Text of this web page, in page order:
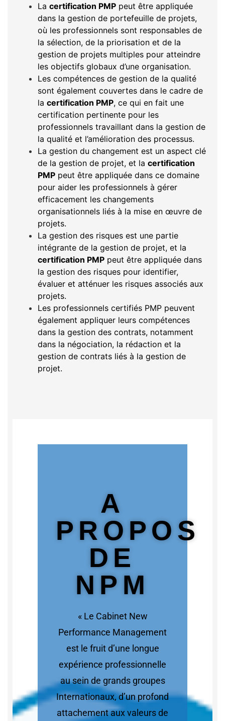
La certification PMP peut être appliquée
dans la gestion de portefeuille de projets,
où les professionnels sont responsables de
la sélection, de la priorisation et de la
gestion de projets multiples pour atteindre
les objectifs globaux d’une organisation.
Les compétences de gestion de la qualité
sont également couvertes dans le cadre de
la certification PMP, ce qui en fait une
certification pertinente pour les
professionnels travaillant dans la gestion de
la qualité et l’amélioration des processus.
La gestion du changement est un aspect clé
de la gestion de projet, et la certification
PMP peut être appliquée dans ce domaine
pour aider les professionnels à gérer
efficacement les changements
organisationnels liés à la mise en œuvre de
projets.
La gestion des risques est une partie
intégrante de la gestion de projet, et la
certification PMP peut être appliquée dans
la gestion des risques pour identifier,
évaluer et atténuer les risques associés aux
projets.
Les professionnels certifiés PMP peuvent
également appliquer leurs compétences
dans la gestion des contrats, notamment
dans la négociation, la rédaction et la
gestion de contrats liés à la gestion de
projet.
A
PROPOS
DE
NPM
« Le Cabinet New
Performance Management
est le fruit d’une longue
expérience professionnelle
au sein de grands groupes
Internationaux, d’un profond
attachement aux valeurs de